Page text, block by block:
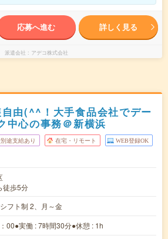
応募へ進む 詳しく見る
派遣会社 アデコ株式会社
由(^^！大手食品会社でデー
中心の事務＠新横浜
途支給あり 在宅・リモート WEB登録OK
徒歩5分
フト制 2、月～金
00●実働 : 7時間30分●休憩 : 1h